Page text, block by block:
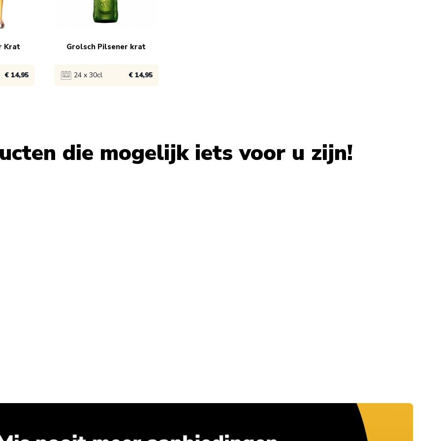
Krat
€ 14,95
Grolsch Pilsener krat
24 x 30cl € 14,95
die mogelijk iets voor u zijn!
using the tab key. You can skip the carousel or go straight to carousel navigation using the skip links.